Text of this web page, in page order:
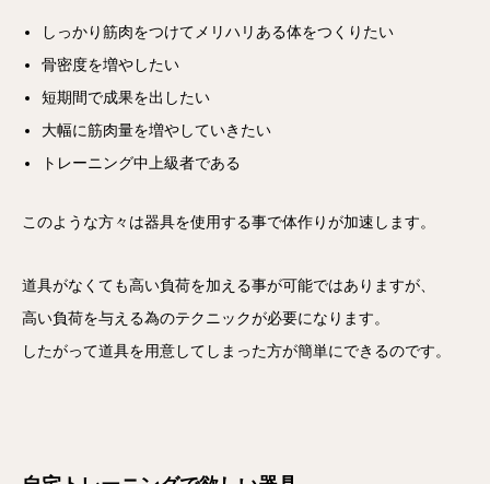
しっかり筋肉をつけてメリハリある体をつくりたい
骨密度を増やしたい
短期間で成果を出したい
大幅に筋肉量を増やしていきたい
トレーニング中上級者である
このような方々は器具を使用する事で体作りが加速します。
道具がなくても高い負荷を加える事が可能ではありますが、
高い負荷を与える為のテクニックが必要になります。
したがって道具を用意してしまった方が簡単にできるのです。